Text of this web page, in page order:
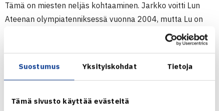
Suostumus Yksityiskohdat Tietoja
Tämä sivusto käyttää evästeitä
Tämä on miesten neljäs kohtaaminen. Jarkko voitti Lun
Ateenan olympiatenniksessä vuonna 2004, mutta Lu on
ottanut Jarkosta sen jälkeen kaksi voittoa, vuonna 2010
Jarkko Niemisen verkkosivut